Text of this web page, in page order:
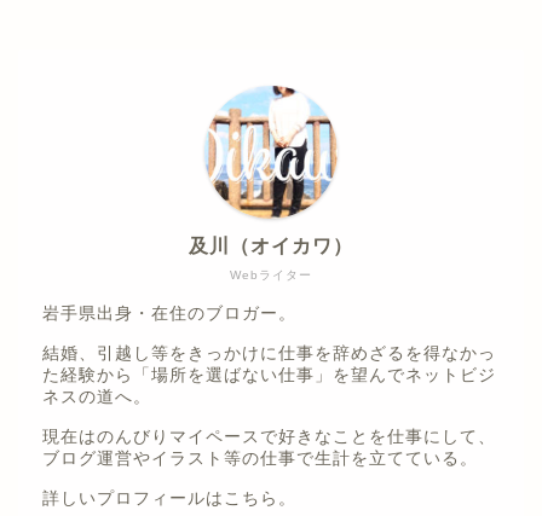
Webライター
及川（オイカワ）
岩手県出身・在住のブロガー。
結婚、引越し等をきっかけに仕事を辞めざるを得なかっ
た経験から「場所を選ばない仕事」を望んでネットビジ
ネスの道へ。
現在はのんびりマイペースで好きなことを仕事にして、
ブログ運営やイラスト等の仕事で生計を立てている。
詳しいプロフィールは こちら。